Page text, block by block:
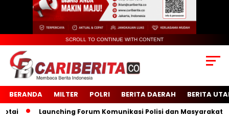
SCROLL TO CONTINUE WITH CONTENT
BERANDA MILTER POLRI BERITA DAERAH BERITA
Launching Forum Komunikasi Polisi dan Masyarakat